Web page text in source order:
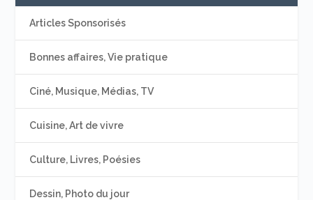
Articles Sponsorisés
Bonnes affaires, Vie pratique
Ciné, Musique, Médias, TV
Cuisine, Art de vivre
Culture, Livres, Poésies
Dessin, Photo du jour